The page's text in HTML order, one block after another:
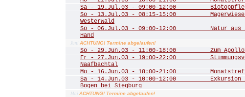
Sa - 19.Jul.03 - 09:00-12:00
So - 13.Jul.03 - 08:15-15:00 Magerwiesen
Westerwald
So - 06.Jul.03 - 09:00-12:00 Natur aus
Hand
Juni ACHTUNG! Termine abgelaufen!
So - 29.Jun.03 - 11:00-18:00 Zum
Fr - 27.Jun.03 - 19:00-22:00
Naafbachtal
Mo - 16.Jun.03 - 18:00-21:00
Sa - 14.Jun.03 - 10:00-12:00 Exkursion
Bogen bei Siegburg
Mai ACHTUNG! Termine abgelaufen!